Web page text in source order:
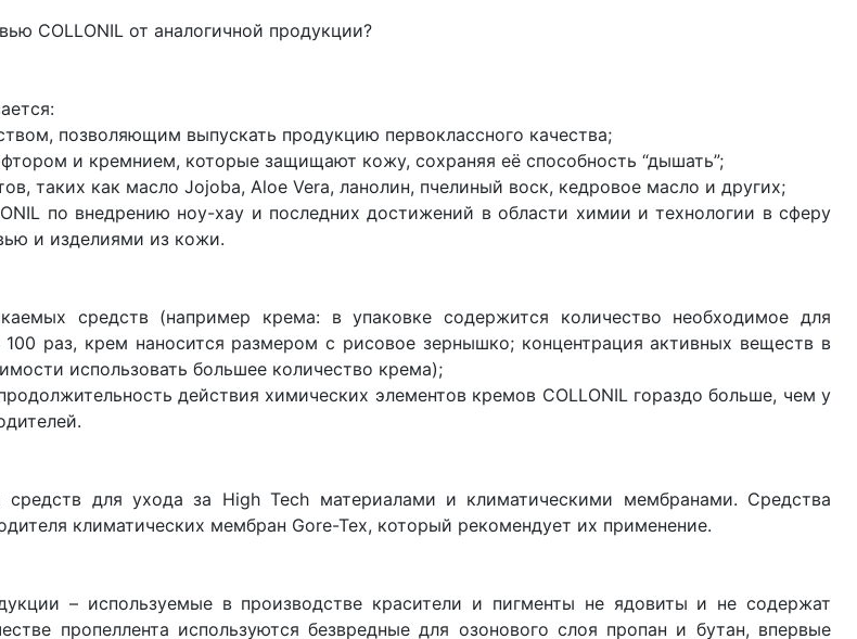
COLLONIL от аналогичной продукции?
позволяющим выпускать продукцию первоклассного качества;
и кремнием, которые защищают кожу, сохраняя её способность “дышать”;
таких как масло Jojoba, Aloe Vera, ланолин, пчелиный воск, кедровое масло и других;
по внедрению ноу-хау и последних достижений в области химии и технологии в сферу
и изделиями из кожи.
средств (например крема: в упаковке содержится количество необходимое для
раз, крем наносится размером с рисовое зернышко; концентрация активных веществ в
использовать большее количество крема);
действия химических элементов кремов COLLONIL гораздо больше, чем у
для ухода за High Tech материалами и климатическими мембранами. Средства
климатических мембран Gore-Tex, который рекомендует их применение.
– используемые в производстве красители и пигменты не ядовиты и не содержат
пропеллента используются безвредные для озонового слоя пропан и бутан, впервые